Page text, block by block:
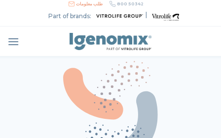
طلب معلومات 800 50342
Part of brands: